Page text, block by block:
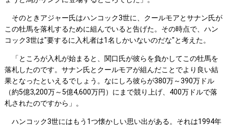
そのときアジャー氏はハンコック3世に、クールモアとサナン氏が
この牡馬を落札するために組んでいると告げた。その時点で、ハン
コック3世は"要するに入札者は1名しかいないのだな"と考えた。
「ところが入札が始まると、関口氏が彼らを負かしてこの牡馬を
落札したのです。サナン氏とクールモアが組んだことでより良い結
果となったといえるでしょう。なにしろ彼らが380万～390万ドル
（約5億3,200万～5億4,600万円）にまで競り上げ、400万ドルで落
札されたのですから」。
ハンコック3世にはもう1つ懐かしい思い出がある。それは1994年